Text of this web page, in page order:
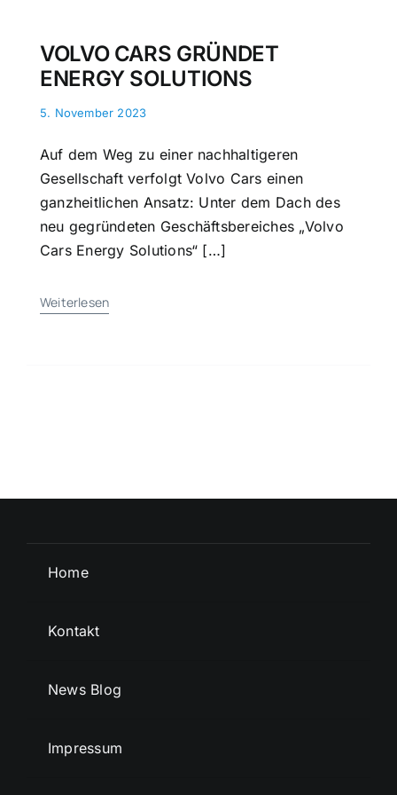
VOLVO CARS GRÜNDET
ENERGY SOLUTIONS
5. November 2023
Auf dem Weg zu einer nachhaltigeren
Gesellschaft verfolgt Volvo Cars einen
ganzheitlichen Ansatz: Unter dem Dach des
neu gegründeten Geschäftsbereiches „Volvo
Cars Energy Solutions“ […]
Weiterlesen
Home
Kontakt
News Blog
Impressum